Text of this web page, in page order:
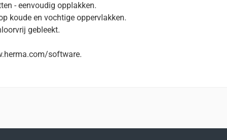
- eenvoudig opplakken.
koude en vochtige oppervlakken.
gebleekt.
software.